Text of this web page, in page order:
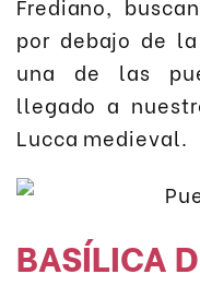
por debajo de la
una de las
llegado a
Lucca medieval.
BASÍLICA